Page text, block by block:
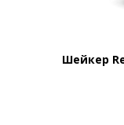
Шейкер